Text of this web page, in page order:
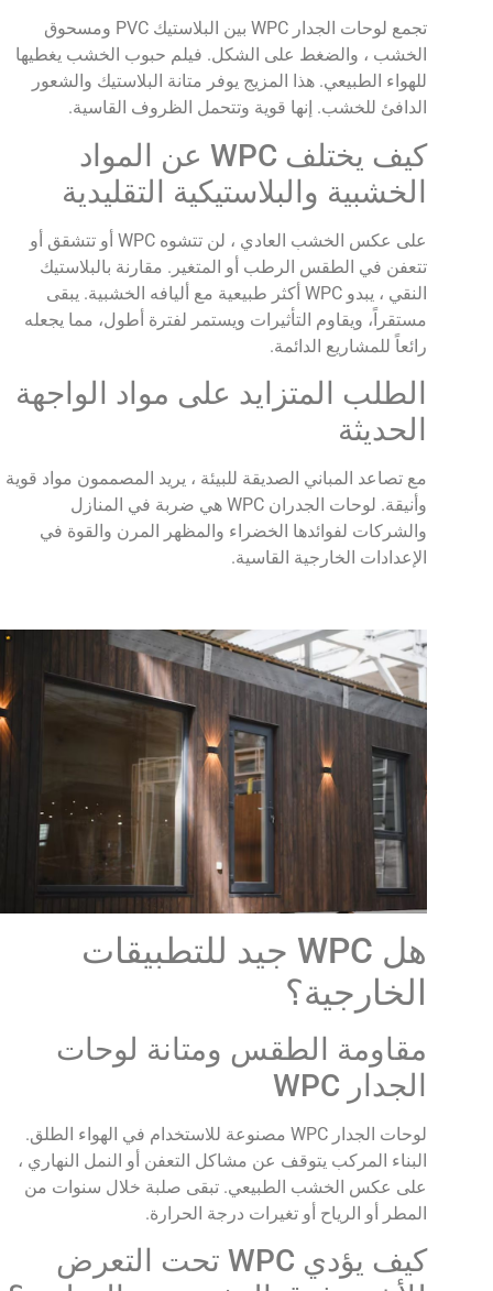
تجمع لوحات الجدار WPC بين البلاستيك PVC ومسحوق
الخشب ، والضغط على الشكل. فيلم حبوب الخشب يغطيها
للهواء الطبيعي. هذا المزيج يوفر متانة البلاستيك والشعور
الدافئ للخشب. إنها قوية وتتحمل الظروف القاسية.
كيف يختلف WPC عن المواد
الخشبية والبلاستيكية التقليدية
على عكس الخشب العادي ، لن تتشوه WPC أو تتشقق أو
تتعفن في الطقس الرطب أو المتغير. مقارنة بالبلاستيك
النقي ، يبدو WPC أكثر طبيعية مع أليافه الخشبية. يبقى
مستقراً، ويقاوم التأثيرات ويستمر لفترة أطول، مما يجعله
رائعاً للمشاريع الدائمة.
الطلب المتزايد على مواد الواجهة
الحديثة
مع تصاعد المباني الصديقة للبيئة ، يريد المصممون مواد قوية
وأنيقة. لوحات الجدران WPC هي ضربة في المنازل
والشركات لفوائدها الخضراء والمظهر المرن والقوة في
الإعدادات الخارجية القاسية.
هل WPC جيد للتطبيقات
الخارجية؟
مقاومة الطقس ومتانة لوحات
الجدار WPC
لوحات الجدار WPC مصنوعة للاستخدام في الهواء الطلق.
البناء المركب يتوقف عن مشاكل التعفن أو النمل النهاري ،
على عكس الخشب الطبيعي. تبقى صلبة خلال سنوات من
المطر أو الرياح أو تغيرات درجة الحرارة.
كيف يؤدي WPC تحت التعرض